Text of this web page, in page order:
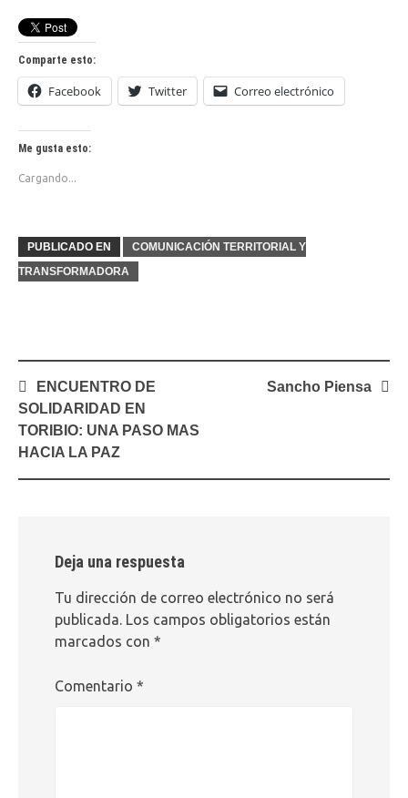
Comparte esto:
Facebook Twitter Correo electrónico
Me gusta esto:
Cargando...
PUBLICADO EN
COMUNICACIÓN TERRITORIAL Y
TRANSFORMADORA
Navegación
de
entradas
ENCUENTRO DE
SOLIDARIDAD EN
TORIBIO: UNA PASO MAS
HACIA LA PAZ
Sancho Piensa
Deja una respuesta
Tu dirección de correo electrónico no será
publicada. Los campos obligatorios están
marcados con *
Comentario *